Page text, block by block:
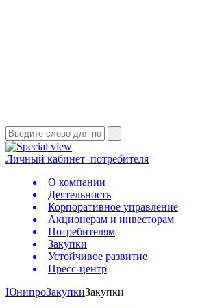
Личный кабинет потребителя
О компании
Деятельность
Корпоративное управление
Акционерам и инвесторам
Потребителям
Закупки
Устойчивое развитие
Пресс-центр
ЮнипроЗакупкиЗакупки